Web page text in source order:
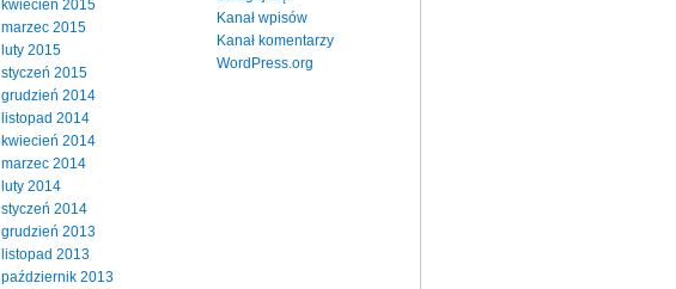
kwiecień 2015
marzec 2015
luty 2015
styczeń 2015
grudzień 2014
listopad 2014
kwiecień 2014
marzec 2014
luty 2014
styczeń 2014
grudzień 2013
listopad 2013
październik 2013
Kanał wpisów
Kanał komentarzy
WordPress.org